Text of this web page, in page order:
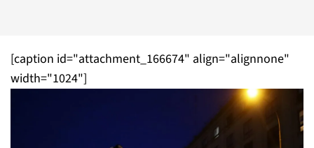
[caption id="attachment_166674" align="alignnone"
width="1024"]